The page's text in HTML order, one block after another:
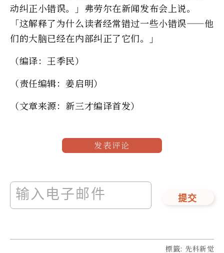
动纠正小错误。」弗劳尔在新闻发布会上说。
「这解释了为什么读者经常错过一些小错误——他
们的大脑已经在内部纠正了它们。」
（编译：王季民）
（责任编辑：姜启明）
（文章来源：新三才编译首发）
发表评论
提交
標籤: 先科新觉